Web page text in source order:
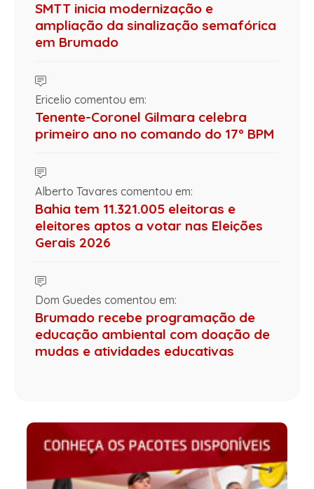
SMTT inicia modernização e
ampliação da sinalização semafórica
em Brumado
Ericelio comentou em:
Tenente-Coronel Gilmara celebra
primeiro ano no comando do 17º BPM
Alberto Tavares comentou em:
Bahia tem 11.321.005 eleitoras e
eleitores aptos a votar nas Eleições
Gerais 2026
Dom Guedes comentou em:
Brumado recebe programação de
educação ambiental com doação de
mudas e atividades educativas